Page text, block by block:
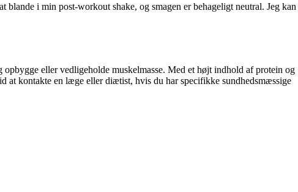
i min post-workout shake, og smagen er behageligt neutral. Jeg kan
eller vedligeholde muskelmasse. Med et højt indhold af protein og
at kontakte en læge eller diætist, hvis du har specifikke sundhedsmæssige